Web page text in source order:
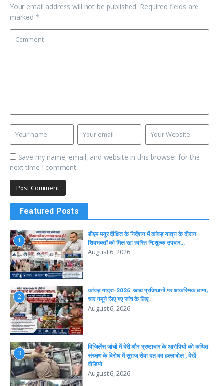
Your email address will not be published. Required fields are
marked *
Save my name, email, and website in this browser for the
next time I comment.
Featured Posts
1
डीएम मयूर दीक्षित के निर्देशन में कांवड़ यात्रा के दौरान
शिवभक्तों को मिल रहा त्वरित नि:शुल्क उपचार…
August 6, 2026
2
कांवड़ यात्रा-2026: खाद्य प्रतिष्ठानों पर आकस्मिक छापा,
चार नमूने लिए गए जांच के लिए…
August 6, 2026
3
विजिलेंस जांचों में देरी और भ्रष्टाचार के आरोपियों को कथित
संरक्षण के विरोध में सुराज सेवा दल का हल्लाबोल , देखें
वीडियो
August 6, 2026